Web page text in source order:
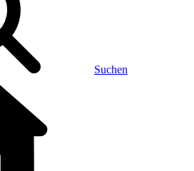
Suchen